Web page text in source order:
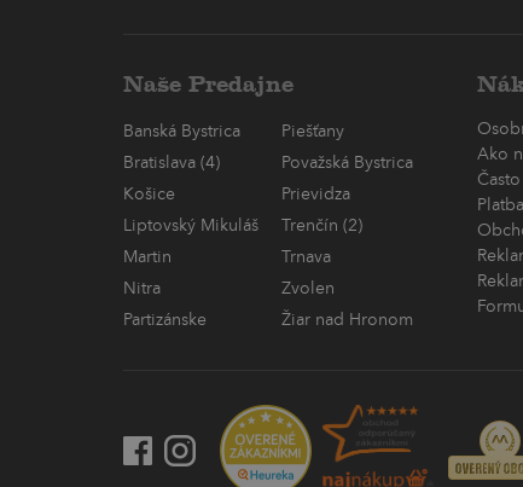
Naše Predajne
Banská Bystrica
Piešťany
Bratislava (4)
Považská Bystrica
Košice
Prievidza
Liptovský Mikuláš
Trenčín (2)
Martin
Trnava
Nitra
Zvolen
Partizánske
Žiar nad Hronom
Ako